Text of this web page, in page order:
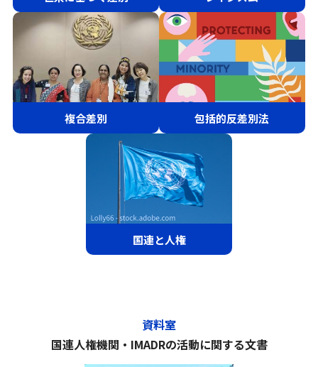
複合差別 包括的反差別法
国連と人権
資料室
国連人権機関・IMADRの活動に関する文書